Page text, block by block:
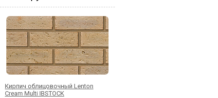
Кирпич облицовочный Lenton
Cream Multi IBSTOCK